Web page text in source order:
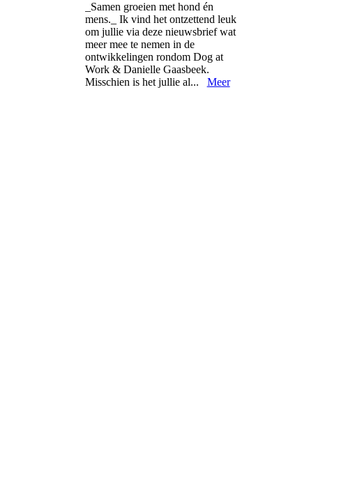
_Samen groeien met hond én
mens._ Ik vind het ontzettend leuk
om jullie via deze nieuwsbrief wat
meer mee te nemen in de
ontwikkelingen rondom Dog at
Work & Danielle Gaasbeek.
Misschien is het jullie al... Meer